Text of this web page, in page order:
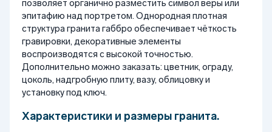
позволяет органично разместить символ веры или
эпитафию над портретом. Однородная плотная
структура гранита габбро обеспечивает чёткость
гравировки, декоративные элементы
воспроизводятся с высокой точностью.
Дополнительно можно заказать: цветник, ограду,
цоколь, надгробную плиту, вазу, облицовку и
установку под ключ.
Характеристики и размеры гранита.